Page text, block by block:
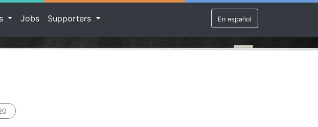
Jobs Supporters En español